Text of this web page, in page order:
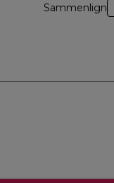
Sammenlign